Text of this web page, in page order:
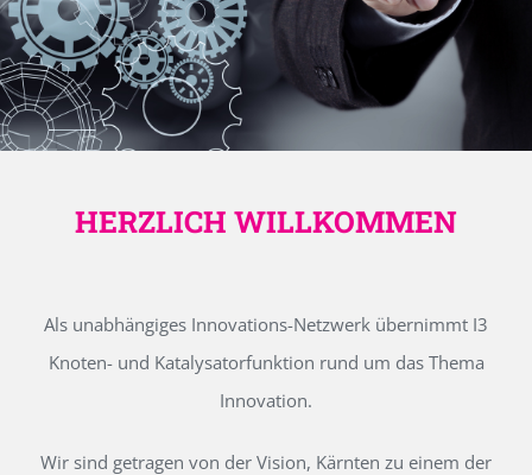
HERZLICH WILLKOMMEN
Als unabhängiges Innovations-Netzwerk übernimmt I3
Knoten- und Katalysatorfunktion rund um das Thema
Innovation.
Wir sind getragen von der Vision, Kärnten zu einem der